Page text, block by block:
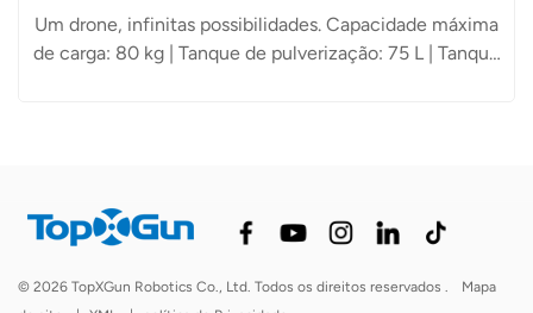
Um drone, infinitas possibilidades. Capacidade máxima
de carga: 80 kg | Tanque de pulverização: 75 L | Tanque
© 2026 TopXGun Robotics Co., Ltd. Todos os direitos reservados .
Mapa